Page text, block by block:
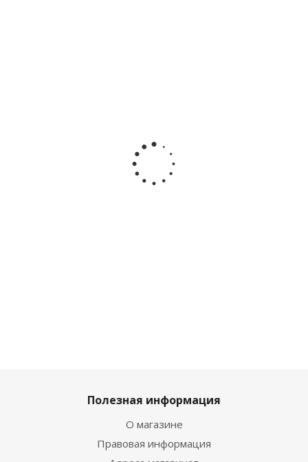
блузка
брюки
Mayoral
1513/74
Полезная информация
О магазине
Правовая информация